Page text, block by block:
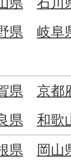
県
岐阜
県
京都
県 和歌
県
岡山